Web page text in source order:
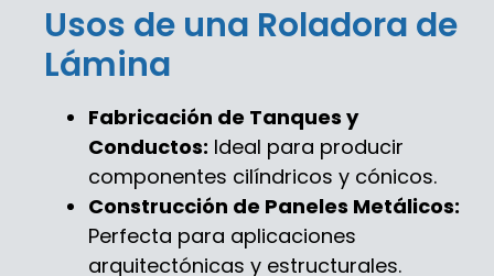
Usos de una Roladora de
Lámina
Fabricación de Tanques y
Conductos: Ideal para producir
componentes cilíndricos y cónicos.
Construcción de Paneles Metálicos:
Perfecta para aplicaciones
arquitectónicas y estructurales.